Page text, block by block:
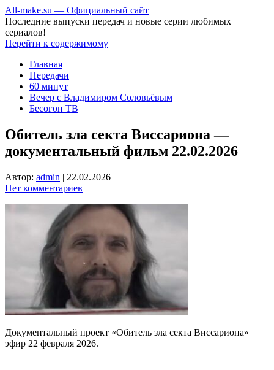
All-make.su — Официальный сайт
Последние выпуски передач и новые серии любимых
сериалов!
Перейти к содержимому
Главная
Передачи
60 минут
Вечер с Владимиром Соловьёвым
Бесогон ТВ
Обитель зла секта Виссариона —
документальный фильм 22.02.2026
Автор: admin | 22.02.2026
Нет комментариев
Документальный проект «Обитель зла секта Виссариона»
эфир 22 февраля 2026.